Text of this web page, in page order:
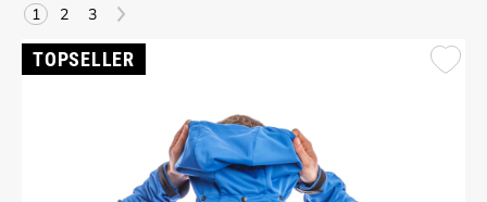
1 2 3 >
TOPSELLER